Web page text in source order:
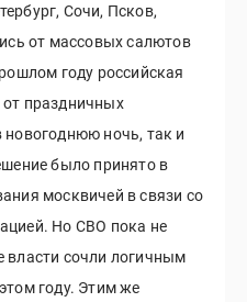
Сочи, Псков,
от массовых салютов
году российская
праздничных
ночь, так и
было принято в
москвичей в связи со
Но СВО пока не
власти сочли логичным
году. Этим же